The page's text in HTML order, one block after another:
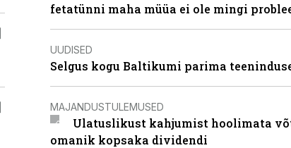
fetatünni maha müüa ei ole mingi
UUDISED
Selgus kogu Baltikumi parima
MAJANDUSTULEMUSED
Ulatuslikust kahjumist hoolimata
omanik kopsaka dividendi